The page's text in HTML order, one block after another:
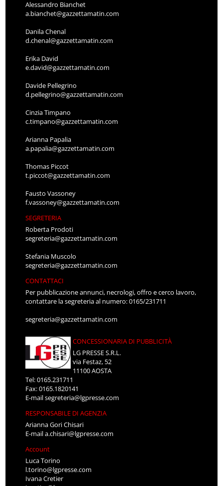
Alessandro Bianchet
a.bianchet@gazzettamatin.com
Danila Chenal
d.chenal@gazzettamatin.com
Erika David
e.david@gazzettamatin.com
Davide Pellegrino
d.pellegrino@gazzettamatin.com
Cinzia Timpano
c.timpano@gazzettamatin.com
Arianna Papalia
a.papalia@gazzettamatin.com
Thomas Piccot
t.piccot@gazzettamatin.com
Fausto Vassoney
f.vassoney@gazzettamatin.com
SEGRETERIA
Roberta Prodoti
segreteria@gazzettamatin.com
Stefania Muscolo
segreteria@gazzettamatin.com
CONTATTACI
Per pubblicazione annunci, necrologi, offro e cerco lavoro,
contattare la segreteria al numero: 0165/231711
segreteria@gazzettamatin.com
CONCESSIONARIA DI PUBBLICITÀ
LG PRESSE S.R.L.
via Festaz, 52
11100 AOSTA
Tel: 0165.231711
Fax: 0165.1820141
E-mailsegreteria@lgpresse.com
RESPONSABILE DI AGENZIA
Arianna Gori Chisari
E-maila.chisari@lgpresse.com
Account
Luca Torino
l.torino@lgpresse.com
Ivana Cretier